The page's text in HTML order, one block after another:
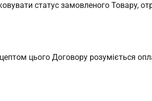
статус замовленого Товару,
цього Договору розуміється